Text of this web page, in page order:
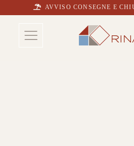
AVVISO CONSEGNE E